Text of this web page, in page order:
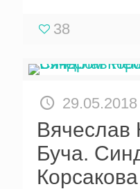
38
29.05.2018
Буча.
Корсакова